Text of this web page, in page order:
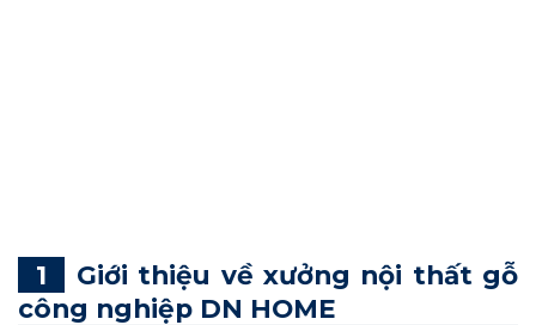
Giới thiệu về xưởng nội thất gỗ
công nghiệp DN HOME